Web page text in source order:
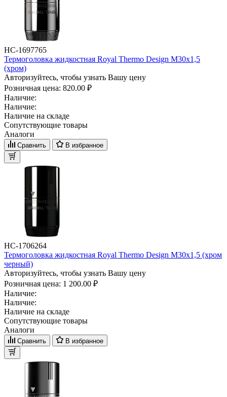
НС-1697765
Термоголовка жидкостная Royal Thermo Design М30х1,5
(хром)
Авторизуйтесь, чтобы узнать Вашу цену
Розничная цена: 820.00 ₽
Наличие:
Наличие:
Наличие на складе
Сопутствующие товары
Аналоги
Сравнить В избранное
НС-1706264
Термоголовка жидкостная Royal Thermo Design М30х1,5 (хром
черный)
Авторизуйтесь, чтобы узнать Вашу цену
Розничная цена: 1 200.00 ₽
Наличие:
Наличие:
Наличие на складе
Сопутствующие товары
Аналоги
Сравнить В избранное